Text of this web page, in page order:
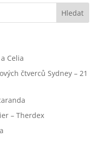
Celia
čtverců Sydney – 21
– Therdex